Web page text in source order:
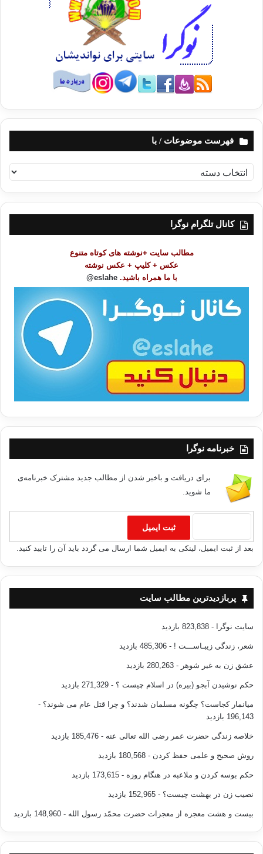
فهرست موضوعات / با
ه
ر
کانال تلگرام نوگرا
مطالب سایت +نوشته های کوتاه متنوع
عکس + کلیپ + عکس نوشته
با ما همراه باشید. eslahe@
خبرنامه نوگرا
برای دریافت و باخبر شدن از مطالب جدید مشترک خبرنامه‌ی
ما شوید.
بعد از ثبت ایمیل، لینکی به ایمیل شما ارسال می گردد باید آن را تایید کنید.
پربازدیدترین مطالب سایت
سایت نوگرا - 823,838 بازدید
شعر، زندگی زیبـاســـت ! - 485,306 بازدید
عشق زن به غیر شوهر - 280,263 بازدید
حکم نوشیدن آبجو (بیره) در اسلام چیست ؟ - 271,329 بازدید
میانمار کجاست؟ چگونه مسلمان شدند؟ و چرا قتل عام می شوند؟ -
196,143 بازدید
خلاصه زندگی حضرت عمر رضی الله تعالی عنه - 185,476 بازدید
روش صحیح و علمی حفظ کردن - 180,568 بازدید
حکم بوسه کردن و ملاعبه در هنگام روزه - 173,615 بازدید
نصیب زن در بهشت چیست؟ - 152,965 بازدید
بیست و هشت معجزه از معجزات حضرت محمّد رسول الله - 148,960 بازدید